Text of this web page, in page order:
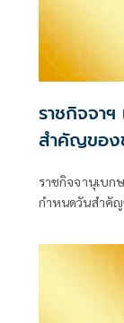
ราชกิจจา
สำคัญของ
ราชกิจจานุเบก
กำหนดวันสำคั